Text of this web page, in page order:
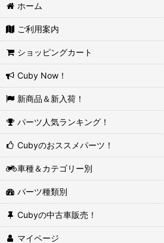
ホーム
ご利用案内
ショッピングカート
Cuby Now！
新商品＆新入荷！
パーツ人気ランキング！
Cubyのおススメパーツ！
車種＆カテゴリー別
パーツ種類別
Cubyの中古車販売！
マイページ